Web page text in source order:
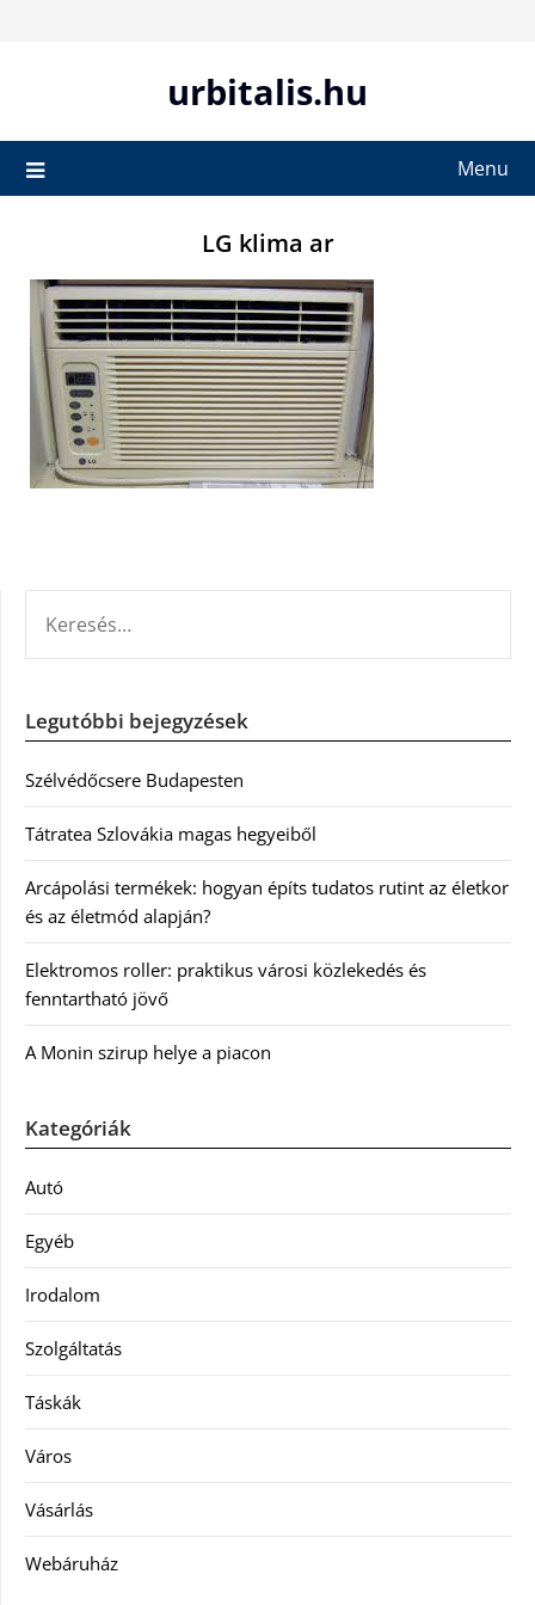
urbitalis.hu
Menu
LG klima ar
Legutóbbi bejegyzések
Szélvédőcsere Budapesten
Tátratea Szlovákia magas hegyeiből
Arcápolási termékek: hogyan építs tudatos rutint az életkor
és az életmód alapján?
Elektromos roller: praktikus városi közlekedés és
fenntartható jövő
A Monin szirup helye a piacon
Kategóriák
Autó
Egyéb
Irodalom
Szolgáltatás
Táskák
Város
Vásárlás
Webáruház